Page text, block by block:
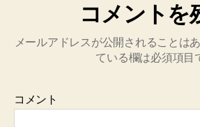
コメントを
メールアドレスが公開されることはあ
ている欄は必須項目
コメント